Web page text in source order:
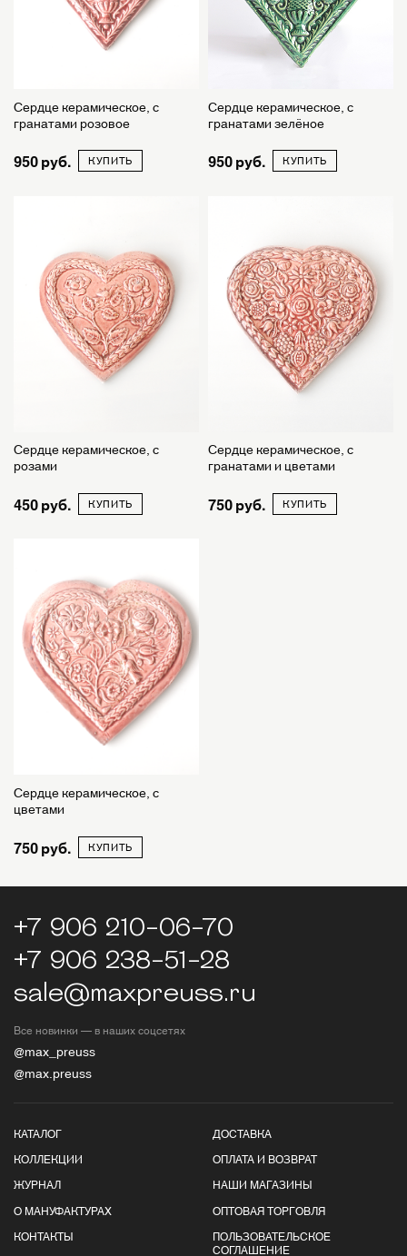
Сердце керамическое, с
гранатами розовое
950 КУПИТЬ
Сердце керамическое, с
гранатами зелёное
950 КУПИТЬ
Сердце керамическое, с
розами
450 КУПИТЬ
Сердце керамическое, с
гранатами и цветами
750 КУПИТЬ
Сердце керамическое, с
цветами
750 КУПИТЬ
+7 906 210-06-70
+7 906 238-51-28
sale@maxpreuss.ru
Все новинки — в наших соцсетях
@max_preuss
@max.preuss
КАТАЛОГ
КОЛЛЕКЦИИ
ЖУРНАЛ
О МАНУФАКТУРАХ
КОНТАКТЫ
ДОСТАВКА
ОПЛАТА И ВОЗВРАТ
НАШИ МАГАЗИНЫ
ОПТОВАЯ ТОРГОВЛЯ
ПОЛЬЗОВАТЕЛЬСКОЕ
СОГЛАШЕНИЕ